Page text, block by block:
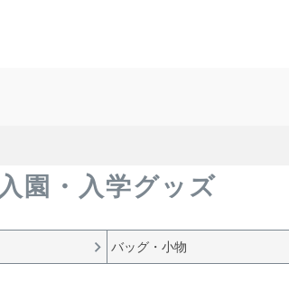
入園・入学グッズ
バッグ・小物